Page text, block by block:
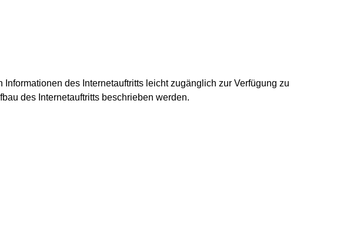
des Internetauftritts leicht zugänglich zur Verfügung zu
des Internetauftritts beschrieben werden.